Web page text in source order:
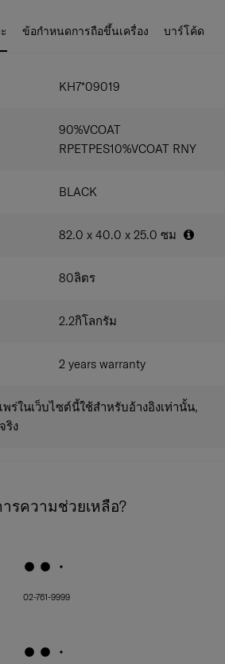
บบโรลท็อป พร้อมซิปกันน้ำและตัว
ลิตร (สูง 82 ซม.)
มซิปกันน้ำและแถบสะท้อนแสง
อุปกรณ์เสริมด้านข้าง
นเครื่องได้ในขนาดเล็กสุด
ข้อกำหนดการถือขึ้นเครื่อง บาร์โค้ด
KH7*09019
90%VCOAT
RPETPES10%VCOAT RNY
BLACK
82.0 x 40.0 x 25.0 ซม
80ลิตร
2.2กิโลกรัม
2 years warranty
ร่ในเว็บไซต์นี้ใช้สำหรับอ้างอิงเท่านั้น,
ริง
รความช่วยเหลือ?
02-761-9999